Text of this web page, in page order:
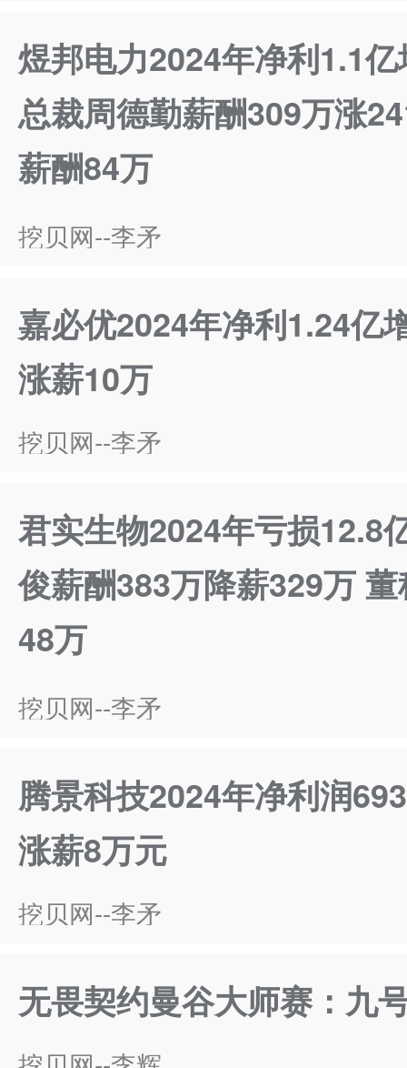
煜邦电力2024年净利1.1
总裁周德勤薪酬309万涨
薪酬84万
挖贝网--李矛
嘉必优2024年净利1.24亿
涨薪10万
挖贝网--李矛
君实生物2024年亏损12.8
俊薪酬383万降薪329万
48万
挖贝网--李矛
腾景科技2024年净利润
涨薪8万元
挖贝网--李矛
无畏契约曼谷大师赛：九